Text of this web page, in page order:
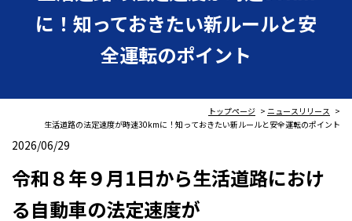
に！知っておきたい新ルールと安
全運転のポイント
トップページ
ニュースリリース
生活道路の法定速度が時速30kmに！知っておきたい新ルールと安全運転のポイント
2026/06/29
令和８年９月1日から生活道路におけ
る自動車の法定速度が